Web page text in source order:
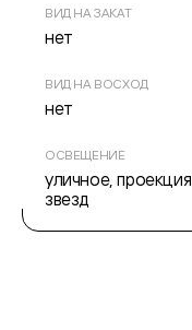
ВИД НА ЗАКАТ
нет
ВИД НА ВОСХОД
нет
ОСВЕЩЕНИЕ
уличное, проекция
звезд